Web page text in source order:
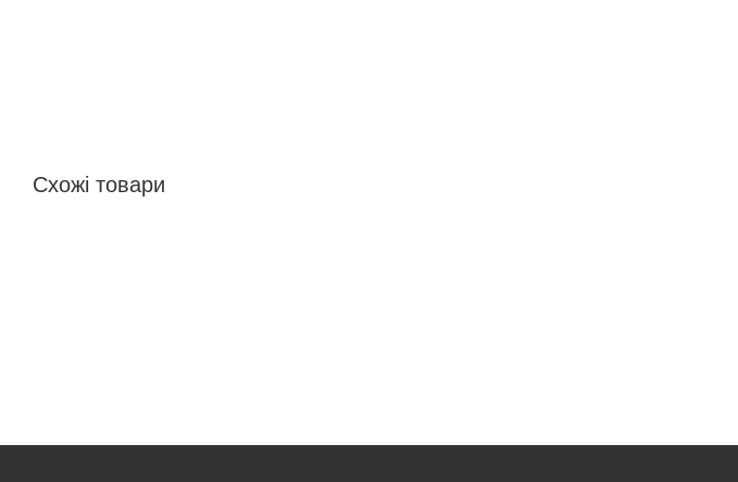
Схожі товари